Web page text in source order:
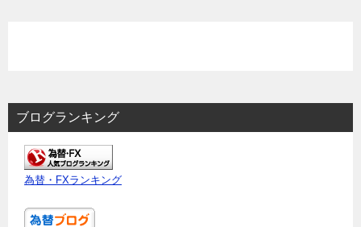
ブログランキング
為替・FXランキング